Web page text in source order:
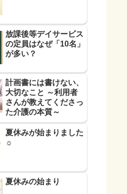
放課後等デイサービス
の定員はなぜ「10名」
が多い？
計画書には書けない、
大切なこと ～利用者
さんが教えてくださっ
た介護の本質～
夏休みが始まりました
☼
夏休みの始まり